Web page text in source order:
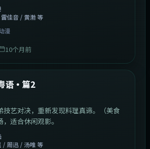
佳音 / 黄渤 等
漫
10个月前
语·篇2
技艺对决，重新发现料理真谛。（美食
适合休闲观影。
/ 周迅 / 汤唯 等